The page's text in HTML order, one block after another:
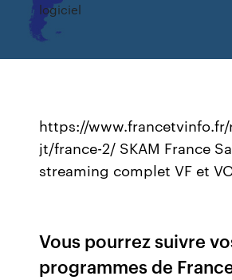
logiciel
https://www.francetvinfo.fr/
jt/france-2/ SKAM France
streaming complet VF et
Vous pourrez suivre
programmes de